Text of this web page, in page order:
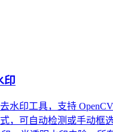
印
水印工具，支持
，可自动检测或手动框